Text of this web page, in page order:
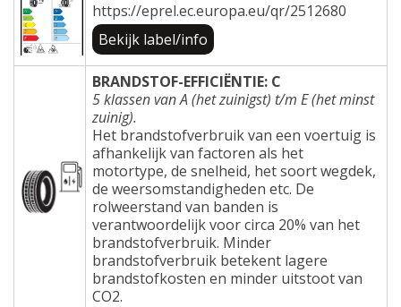
https://eprel.ec.europa.eu/qr/2512680
Bekijk label/info
BRANDSTOF-EFFICIËNTIE: C
5 klassen van A (het zuinigst) t/m E (het minst
zuinig).
Het brandstofverbruik van een voertuig is
afhankelijk van factoren als het
motortype, de snelheid, het soort wegdek,
de weersomstandigheden etc. De
rolweerstand van banden is
verantwoordelijk voor circa 20% van het
brandstofverbruik. Minder
brandstofverbruik betekent lagere
brandstofkosten en minder uitstoot van
CO2.